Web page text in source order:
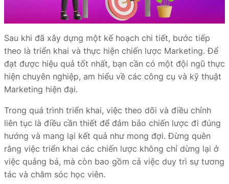
Sau khi đã xây dựng một kế hoạch chi tiết, bước tiếp
theo là triển khai và thực hiện chiến lược Marketing. Để
đạt được hiệu quả tốt nhất, bạn cần có một đội ngũ thực
hiện chuyên nghiệp, am hiểu về các công cụ và kỹ thuật
Marketing hiện đại.
Trong quá trình triển khai, việc theo dõi và điều chỉnh
liên tục là điều cần thiết để đảm bảo chiến lược đi đúng
hướng và mang lại kết quả như mong đợi. Đừng quên
rằng việc triển khai các chiến lược không chỉ dừng lại ở
việc quảng bá, mà còn bao gồm cả việc duy trì sự tương
tác và chăm sóc học viên.